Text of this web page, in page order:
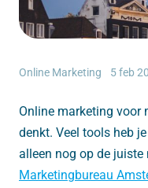
Online Marketing 5 feb
Online marketing voor
denkt. Veel tools heb
alleen nog op de
Marketingbureau